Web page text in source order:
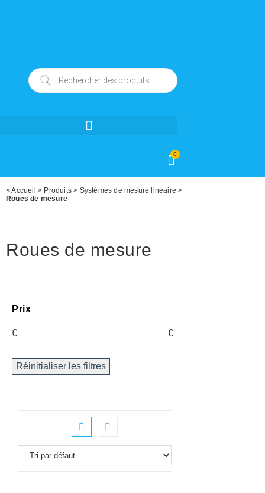
0
<Accueil > Produits > Systèmes de mesure linéaire >
Roues de mesure
Roues de mesure
Prix
€ €
Réinitialiser les filtres